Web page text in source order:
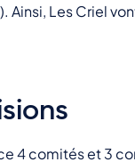
Ainsi, Les Criel
4 comités et 3